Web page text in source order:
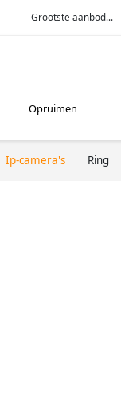
Grootste aanbod...
Opruimen
Ip-camera's Ring